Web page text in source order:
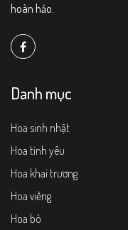
hoàn hảo.
Danh mục
Hoa sinh nhật
Hoa tình yêu
Hoa khai trương
Hoa viếng
Hoa bó